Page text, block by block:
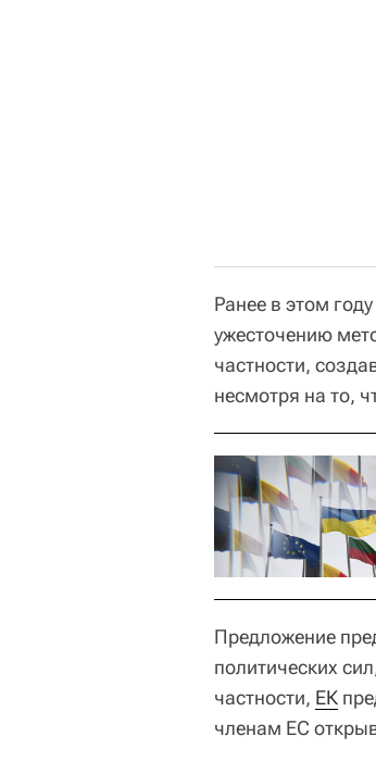
Ранее в этом
ужесточению
частности,
несмотря на то,
Предложение
политических
частности, ЕК
членам ЕС